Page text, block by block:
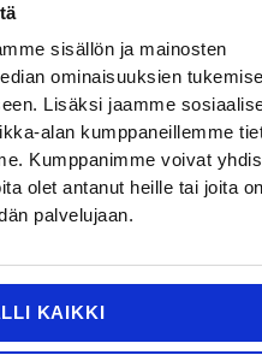
sisällön ja mainosten
ominaisuuksien
Lisäksi jaamme
alan kumppaneillemme
Kumppanimme voivat
olet antanut heille tai joita
palvelujaan.
KAIKKI